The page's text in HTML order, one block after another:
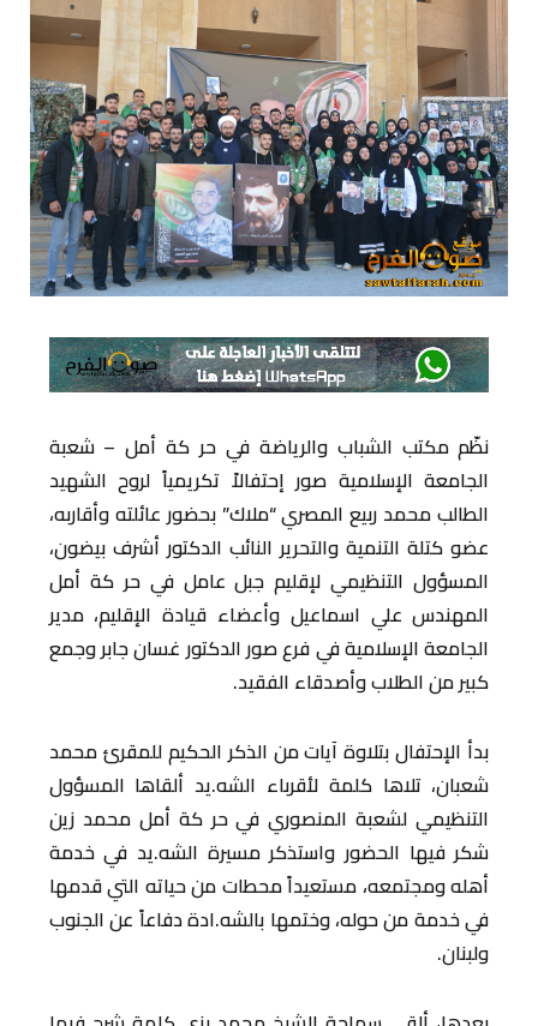
نظّم مكتب الشباب والرياضة في حر كة أمل – شعبة
الجامعة الإسلامية صور إحتفالاً تكريمياً لروح الشهيد
الطالب محمد ربيع المصري “ملاك” بحضور عائلته وأقاربه،
عضو كتلة التنمية والتحرير النائب الدكتور أشرف بيضون،
المسؤول التنظيمي لإقليم جبل عامل في حر كة أمل
المهندس علي اسماعيل وأعضاء قيادة الإقليم، مدير
الجامعة الإسلامية في فرع صور الدكتور غسان جابر وجمع
كبير من الطلاب وأصدقاء الفقيد.
بدأ الإحتفال بتلاوة آيات من الذكر الحكيم للمقرئ محمد
شعبان، تلاها كلمة لأقرباء الشه.يد ألقاها المسؤول
التنظيمي لشعبة المنصوري في حر كة أمل محمد زين
شكر فيها الحضور واستذكر مسيرة الشه.يد في خدمة
أهله ومجتمعه، مستعيداً محطات من حياته التي قدمها
في خدمة من حوله، وختمها بالشه.ادة دفاعاً عن الجنوب
ولبنان.